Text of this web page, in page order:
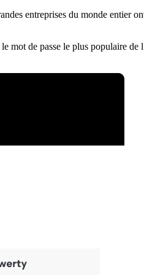
entreprises du monde entier
mot de passe le plus populaire de